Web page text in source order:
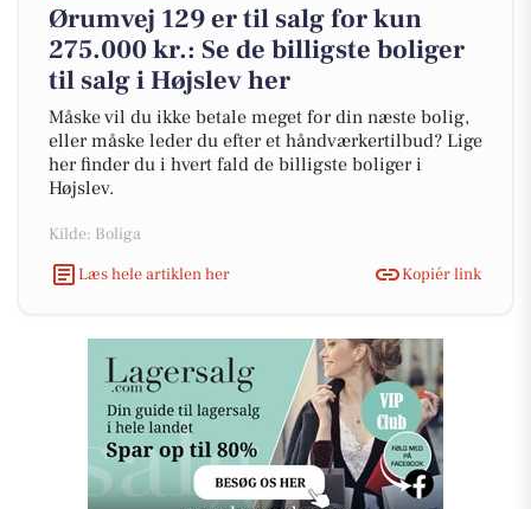
Ørumvej 129 er til salg for kun
275.000 kr.: Se de billigste boliger
til salg i Højslev her
Måske vil du ikke betale meget for din næste bolig,
eller måske leder du efter et håndværkertilbud? Lige
her finder du i hvert fald de billigste boliger i
Højslev.
Kilde: Boliga
Læs hele artiklen her
Kopiér link